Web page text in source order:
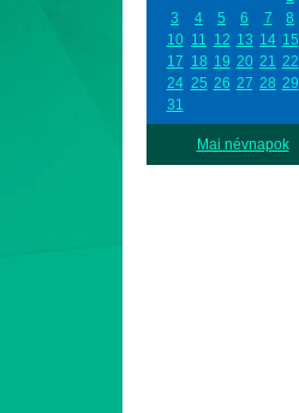
3
4 5 6 7 8
10 11 12 13 14 15
17 18 19 20 21 22
24 25 26 27 28 29
31
Mai névnapok